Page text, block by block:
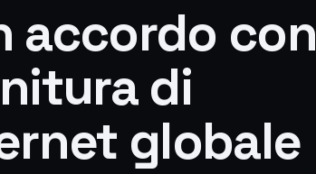
accordo con
di
globale